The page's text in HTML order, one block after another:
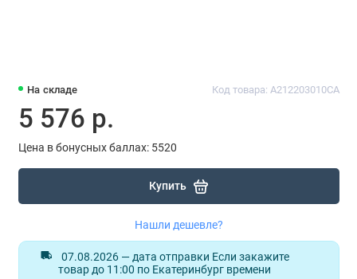
На складе Код товара: A212203010CA
5 576 р.
Цена в бонусных баллах: 5520
Купить
Нашли дешевле?
07.08.2026 — дата отправки Если закажите
товар до 11:00 по Екатеринбург времени